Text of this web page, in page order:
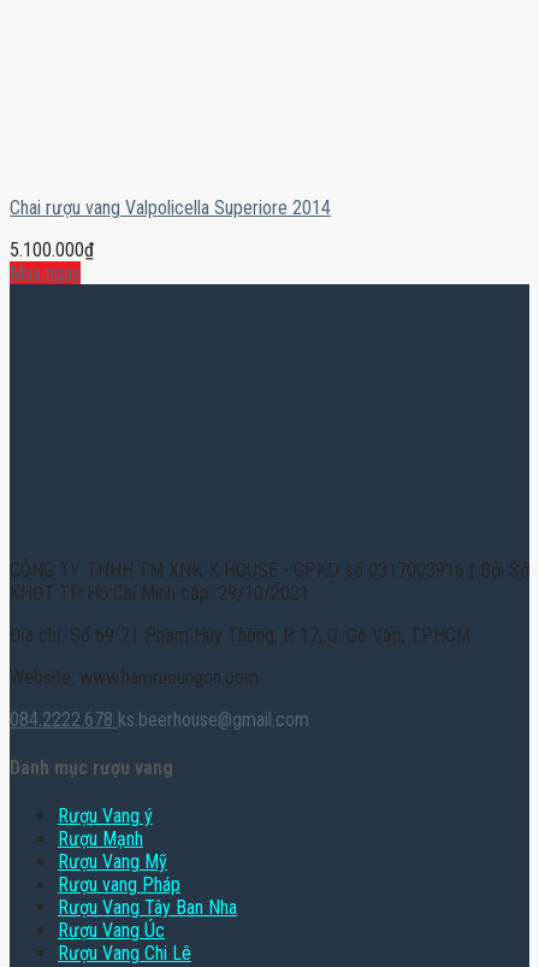
Chai rượu vang Valpolicella Superiore 2014
5.100.000₫
Mua ngay
CÔNG TY TNHH TM XNK K HOUSE - GPKD số 0317003916 | Bởi Sở
KHĐT TP. Hồ Chí Minh cấp: 29/10/2021
Địa chỉ: Số 69-71 Phạm Huy Thông, P. 17, Q. Gò Vấp, TPHCM
Website: www.hamruoungon.com
084.2222.678 ks.beerhouse@gmail.com
Danh mục rượu vang
Rượu Vang ý
Rượu Mạnh
Rượu Vang Mỹ
Rượu vang Pháp
Rượu Vang Tây Ban Nha
Rượu Vang Úc
Rượu Vang Chi Lê